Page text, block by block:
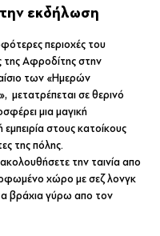
εκδήλωση
περιοχές του
της Αφροδίτης στην
των «Ημερών
μετατρέπεται σε θερινό
μια μαγική
στους κατοίκους
της πόλης.
την ταινία απο
χώρο με σεζ λονγκ
βράχια γύρω απο τον